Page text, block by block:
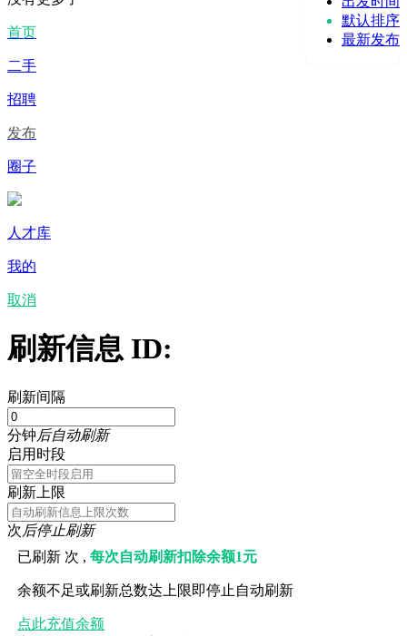
默认排序
最新发布
首页
二手
招聘
发布
圈子
人才库
我的
取消
刷新信息 ID:
刷新间隔
分钟后自动刷新
启用时段
刷新上限
次后停止刷新
已刷新 次 ,每次自动刷新扣除余额1元
余额不足或刷新总数达上限即停止自动刷新
点此充值余额